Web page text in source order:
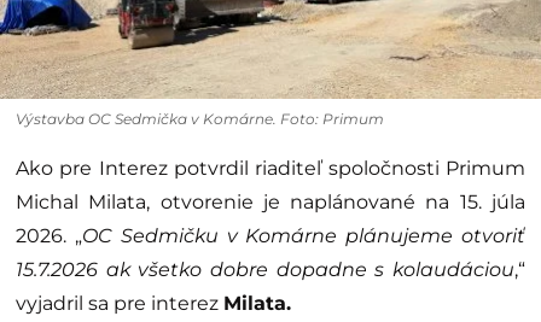
Výstavba OC Sedmička v Komárne. Foto: Primum
Ako pre Interez potvrdil riaditeľ spoločnosti Primum
Michal Milata, otvorenie je naplánované na 15. júla
2026. „OC Sedmičku v Komárne plánujeme otvoriť
15.7.2026 ak všetko dobre dopadne s kolaudáciou,“
vyjadril sa pre interez Milata.